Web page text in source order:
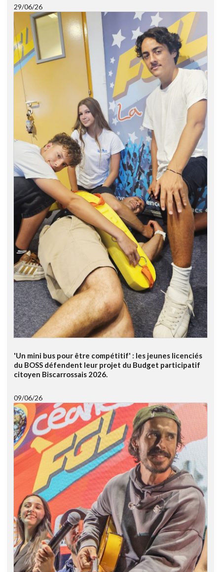
29/06/26
'Un mini bus pour être compétitif' : les jeunes licenciés
du BOSS défendent leur projet du Budget participatif
citoyen Biscarrossais 2026.
09/06/26